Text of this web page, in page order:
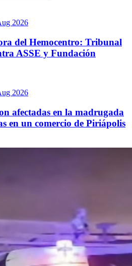
2026
del Hemocentro: Tribunal
ASSE y Fundación
2026
afectadas en la madrugada
en un comercio de Piriápolis